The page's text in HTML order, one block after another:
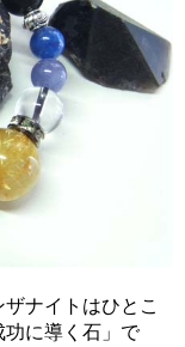
ナイトはひとこ
功に導く石」で